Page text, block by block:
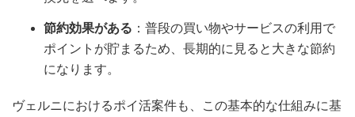
節約効果がある ：普段の買い物やサービスの利用で
ポイントが貯まるため、長期的に見ると大きな節約
になります。
ヴェルニにおけるポイ活案件も、この基本的な仕組みに基